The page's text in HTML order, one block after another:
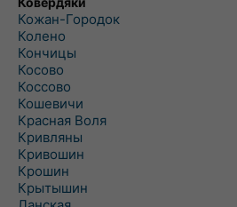
Кожан-Городок
Колено
Кончицы
Косово
Коссово
Кошевичи
Красная Воля
Кривляны
Кривошин
Крошин
Крытышин